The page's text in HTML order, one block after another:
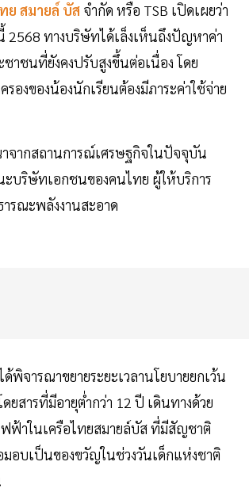
ย สมายล์ บัส จำกัด หรือ TSB เปิดเผยว่า
2568 ทางบริษัทได้เล็งเห็นถึงปัญหาค่า
าชนที่ยังคงปรับสูงขึ้นต่อเนื่อง โดย
องของน้องนักเรียนต้องมีภาระค่าใช้จ่าย
จากสถานการณ์เศรษฐกิจในปัจจุบัน
ะบริษัทเอกชนของคนไทย ผู้ให้บริการ
รณะพลังงานสะอาด
พิจารณาขยายระยะเวลานโยบายยกเว้น
ยสารที่มีอายุต่ำกว่า 12 ปี เดินทางด้วย
ฟฟ้าในเครือไทยสมายล์บัส ที่มีสัญชาติ
อบเป็นของขวัญในช่วงวันเด็กแห่งชาติ